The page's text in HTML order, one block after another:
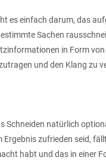
es einfach darum, das
Sachen
in Form
und den Klang zu
natürlich
zufrieden seid,
habt und das in einer